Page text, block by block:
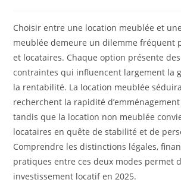
Choisir entre une location meublée et
meublée demeure un dilemme fréquent
et locataires. Chaque option présente
contraintes qui influencent largement la
la rentabilité. La location meublée
recherchent la rapidité
tandis que la location non meublée
locataires en quête de stabilité et de
Comprendre les distinctions légales,
pratiques entre ces deux modes permet
investissement locatif en 2025.